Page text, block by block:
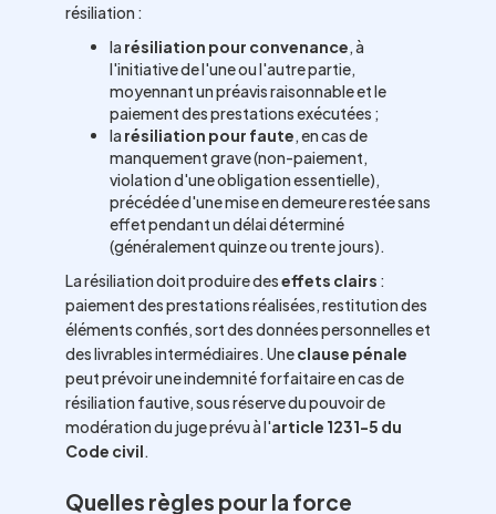
résiliation :
la résiliation pour convenance, à
l'initiative de l'une ou l'autre partie,
moyennant un préavis raisonnable et le
paiement des prestations exécutées ;
la résiliation pour faute, en cas de
manquement grave (non-paiement,
violation d'une obligation essentielle),
précédée d'une mise en demeure restée sans
effet pendant un délai déterminé
(généralement quinze ou trente jours).
La résiliation doit produire deseffets clairs :
paiement des prestations réalisées, restitution des
éléments confiés, sort des données personnelles et
des livrables intermédiaires. Uneclause pénale
peut prévoir une indemnité forfaitaire en cas de
résiliation fautive, sous réserve du pouvoir de
modération du juge prévu à l'article 1231-5 du
Code civil.
Quelles règles pour la force